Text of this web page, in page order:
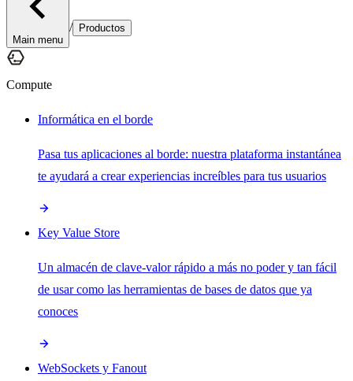
Main menu
/ Productos
Compute
Informática en el borde
Pasa tus aplicaciones al borde: nuestra plataforma instantánea
te ayudará a crear experiencias increíbles para tus usuarios
Key Value Store
Un almacén de clave-valor rápido a más no poder y tan fácil
de usar como las herramientas de bases de datos que ya
conoces
WebSockets y Fanout